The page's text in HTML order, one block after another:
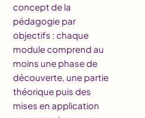
concept de la
pédagogie par
objectifs : chaque
module comprend au
moins une phase de
découverte, une partie
théorique puis des
mises en application